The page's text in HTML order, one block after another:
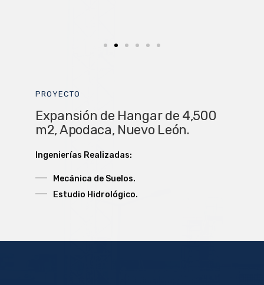
PROYECTO
Expansión de Hangar de 4,500
m2, Apodaca, Nuevo León.
Ingenierías Realizadas:
Mecánica de Suelos.
Estudio Hidrológico.